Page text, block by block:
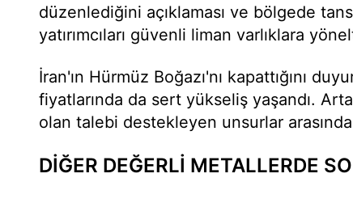
düzenlediğini açıklaması ve bölgede
yatırımcıları güvenli liman varlıklara
İran'ın Hürmüz Boğazı'nı kapattığını
fiyatlarında da sert yükseliş yaşandı.
olan talebi destekleyen unsurlar arasında
DİĞER DEĞERLİ METALLERDE